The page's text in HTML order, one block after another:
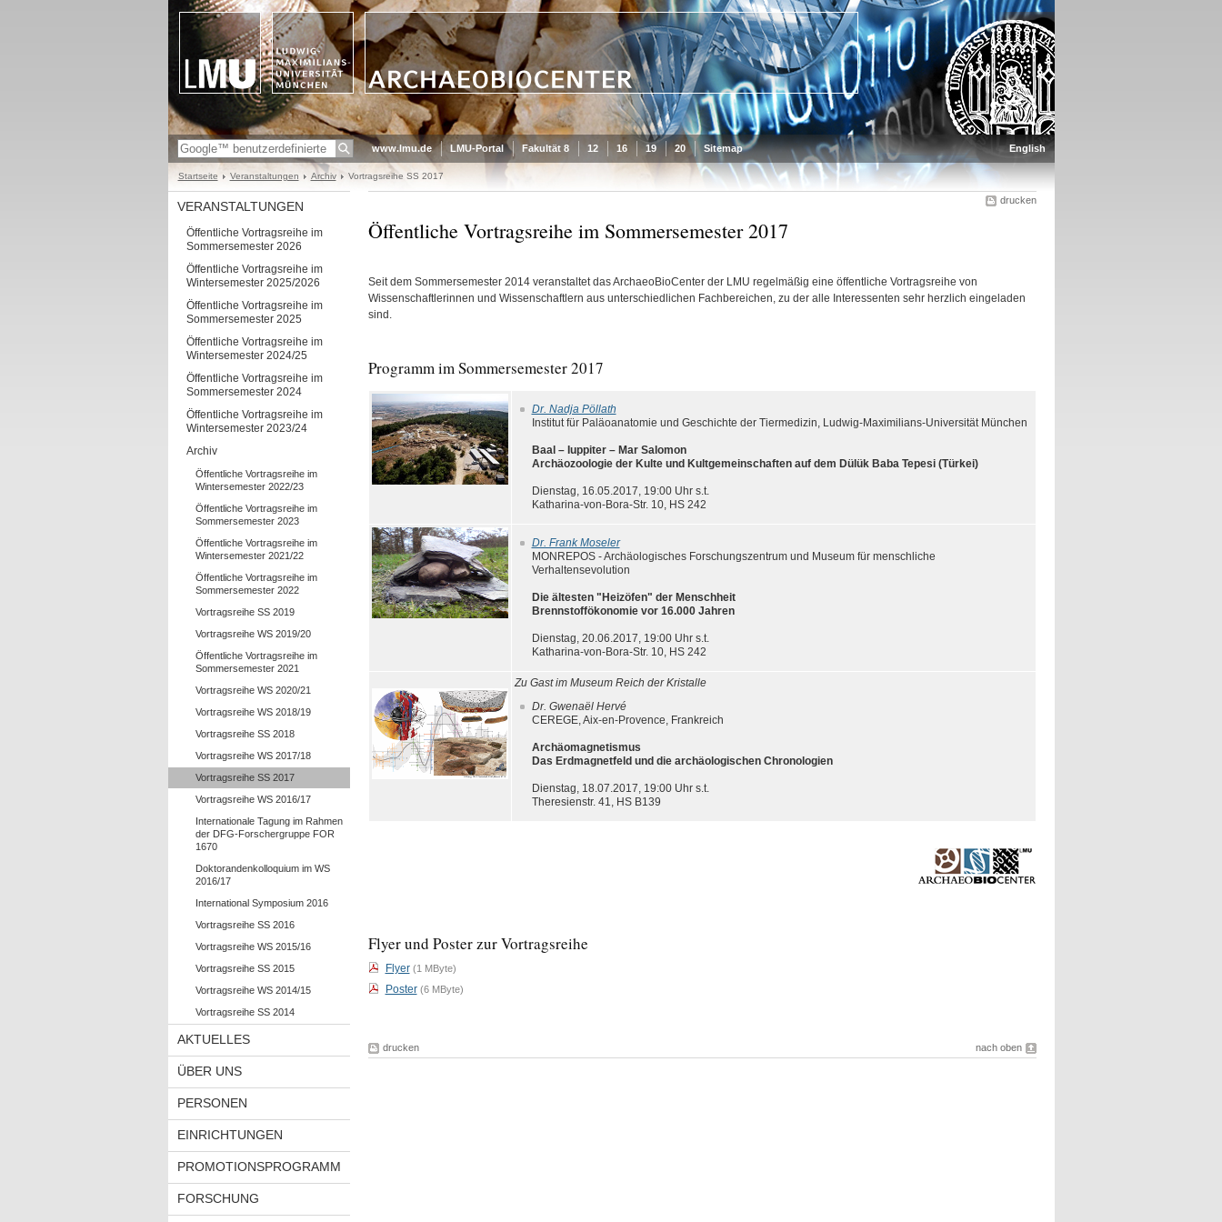
www.lmu.de LMU-Portal Fakultät 8 12 16 19 20 Sitemap English
Startseite Veranstaltungen Archiv Vortragsreihe SS 2017
VERANSTALTUNGEN
Öffentliche Vortragsreihe im
Sommersemester 2026
Öffentliche Vortragsreihe im
Wintersemester 2025/2026
Öffentliche Vortragsreihe im
Sommersemester 2025
Öffentliche Vortragsreihe im
Wintersemester 2024/25
Öffentliche Vortragsreihe im
Sommersemester 2024
Öffentliche Vortragsreihe im
Wintersemester 2023/24
Archiv
Öffentliche Vortragsreihe im
Wintersemester 2022/23
Öffentliche Vortragsreihe im
Sommersemester 2023
Öffentliche Vortragsreihe im
Wintersemester 2021/22
Öffentliche Vortragsreihe im
Sommersemester 2022
Vortragsreihe SS 2019
Vortragsreihe WS 2019/20
Öffentliche Vortragsreihe im
Sommersemester 2021
Vortragsreihe WS 2020/21
Vortragsreihe WS 2018/19
Vortragsreihe SS 2018
Vortragsreihe WS 2017/18
Vortragsreihe SS 2017
Vortragsreihe WS 2016/17
Internationale Tagung im Rahmen
der DFG-Forschergruppe FOR
1670
Doktorandenkolloquium im WS
2016/17
International Symposium 2016
Vortragsreihe SS 2016
Vortragsreihe WS 2015/16
Vortragsreihe SS 2015
Vortragsreihe WS 2014/15
Vortragsreihe SS 2014
AKTUELLES
ÜBER UNS
PERSONEN
EINRICHTUNGEN
PROMOTIONSPROGRAMM
FORSCHUNG
drucken
Öffentliche Vortragsreihe im Sommersemester 2017
Seit dem Sommersemester 2014 veranstaltet das ArchaeoBioCenter der LMU regelmäßig eine öffentliche Vortragsreihe von
Wissenschaftlerinnen und Wissenschaftlern aus unterschiedlichen Fachbereichen, zu der alle Interessenten sehr herzlich eingeladen
sind.
Programm im Sommersemester 2017
Dr. Nadja Pöllath
Institut für Paläoanatomie und Geschichte der Tiermedizin, Ludwig-Maximilians-Universität München
Baal – Iuppiter – Mar Salomon
Archäozoologie der Kulte und Kultgemeinschaften auf dem Dülük Baba Tepesi (Türkei)
Dienstag, 16.05.2017, 19:00 Uhr s.t.
Katharina-von-Bora-Str. 10, HS 242
Dr. Frank Moseler
MONREPOS - Archäologisches Forschungszentrum und Museum für menschliche
Verhaltensevolution
Die ältesten "Heizöfen" der Menschheit
Brennstoffökonomie vor 16.000 Jahren
Dienstag, 20.06.2017, 19:00 Uhr s.t.
Katharina-von-Bora-Str. 10, HS 242
Zu Gast im Museum Reich der Kristalle
Dr. Gwenaël Hervé
CEREGE, Aix-en-Provence, Frankreich
Archäomagnetismus
Das Erdmagnetfeld und die archäologischen Chronologien
Dienstag, 18.07.2017, 19:00 Uhr s.t.
Theresienstr. 41, HS B139
Flyer und Poster zur Vortragsreihe
Flyer (1 MByte)
Poster (6 MByte)
drucken nach oben